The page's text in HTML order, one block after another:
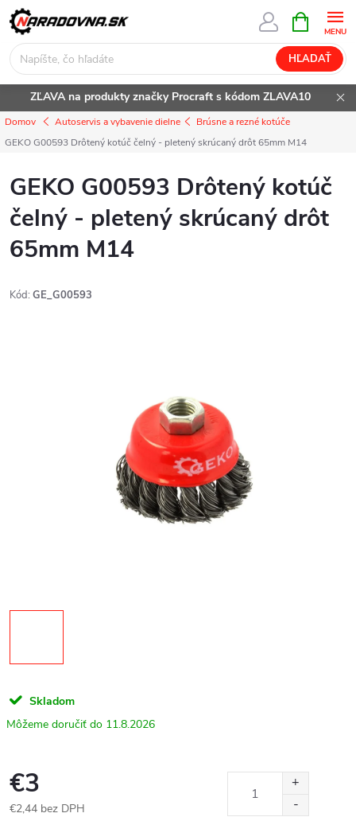
Prejsť
na
obsah
HĽADAŤ
KOŠÍK
ZĽAVA na produkty značky Procraft s kódom ZLAVA10
Domov Autoservis a vybavenie dielne
Brúsne a rezné kotúče
GEKO G00593 Drôtený kotúč čelný - pletený skrúcaný drôt 65mm M14
GEKO G00593 Drôtený kotúč
čelný - pletený skrúcaný drôt
65mm M14
Kód: GE_G00593
Skladom
11.8.2026
€3
€2,44 bez DPH